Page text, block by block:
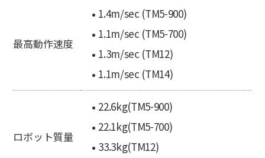
最高動作速度
1.4m/sec (TM5-900)
1.1m/sec (TM5-700)
1.3m/sec (TM12)
1.1m/sec (TM14)
ロボット質量
22.6kg(TM5-900)
22.1kg(TM5-700)
33.3kg(TM12)